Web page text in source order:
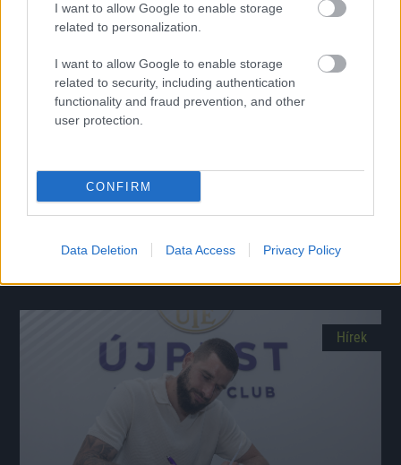
I want to allow Google to enable storage
related to personalization.
I want to allow Google to enable storage
related to security, including authentication
functionality and fraud prevention, and other
user protection.
CONFIRM
Data Deletion Data Access Privacy Policy
Hírek
Újabb erősítést jelentett be az Újpest
2026.06.23.
Hírek